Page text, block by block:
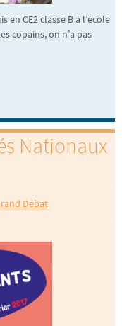
en CE2 classe B à l’école
copains, on n’a pas
Nationaux
Débat